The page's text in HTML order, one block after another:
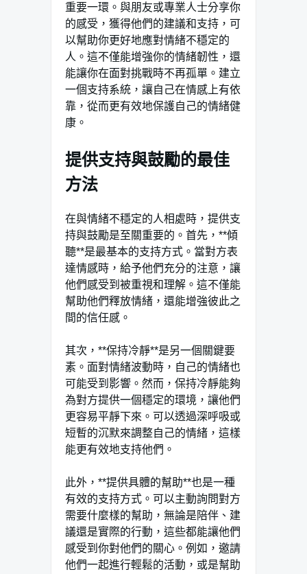
重要一環。與朋友或專業人士分享你
的感受，獲得他們的建議和支持，可
以幫助你更好地應對情緒不穩定的
人。這不僅能增強你的情緒韌性，還
能讓你在面對挑戰時不再孤單。建立
一個支持系統，讓自己在情感上有依
靠，從而更有效地保護自己的情緒健
康。
提供支持與鼓勵的最佳
方法
在與情緒不穩定的人相處時，提供支
持與鼓勵是至關重要的。首先，**傾
聽**是最基本的支持方式。當對方表
達情感時，給予他們充分的注意，讓
他們感受到被重視和理解。這不僅能
幫助他們釋放情緒，還能增強彼此之
間的信任感。
其次，**保持冷靜**是另一個關鍵要
素。面對情緒波動時，自己的情緒也
可能受到影響。然而，保持冷靜能夠
為對方提供一個穩定的環境，讓他們
更容易平靜下來。可以透過深呼吸或
短暫的沉默來調整自己的情緒，這樣
能更有效地支持他們。
此外，**提供具體的幫助**也是一種
有效的支持方式。可以主動詢問對方
需要什麼樣的幫助，無論是陪伴、建
議還是實際的行動，這些都能讓他們
感受到你對他們的關心。例如，邀請
他們一起進行輕鬆的活動，或是幫助